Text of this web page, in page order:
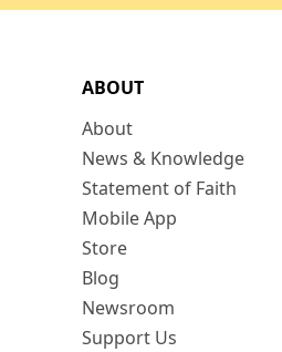
ABOUT
About
News & Knowledge
Statement of Faith
Mobile App
Store
Blog
Newsroom
Support Us